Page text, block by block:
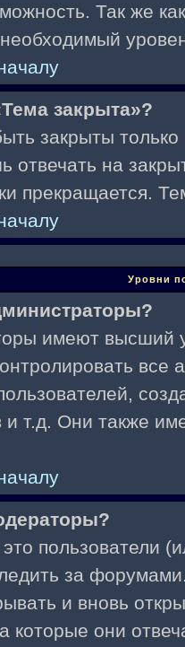
Так же
закрыта»?
закрыты
отвечать на
прекращается.
Уровни
имеют высший
все
и т.д. Они также
пользователи
за
и вновь
которые они